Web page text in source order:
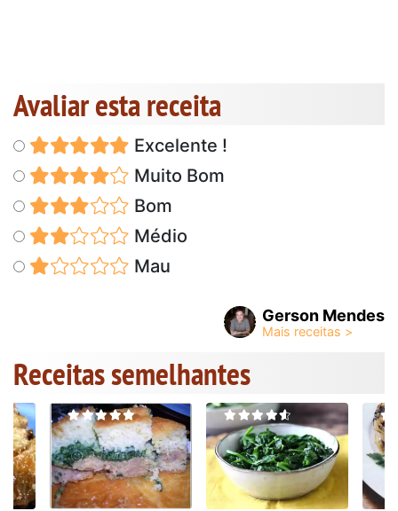
Avaliar esta receita
Excelente !
Muito Bom
Bom
Médio
Mau
Gerson Mendes
Receitas semelhantes